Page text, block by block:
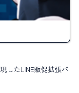
したLINE販促拡張パ